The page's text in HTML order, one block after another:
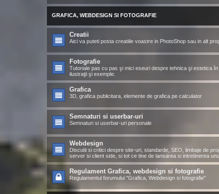
GRAFICA, WEBDESIGN SI FOTOGRAFIE
Creatii
Aici va puteti posta creatiile voastre in PhotoShop sau in alt
Fotografie
Tutoriale pas cu pas şi mici eseuri despre tehnica şi estetica
ilustraţii şi exemple.
Grafica
3D, grafica publicitara, elemente de grafica pe calculator
Semnaturi si userbar-uri
Semnaturi si userbar-uri personale
Webdesign
Discutii si critici despre site-uri, standarde, SEO, limbaje de
server si client side, si tot ce tine de lansarea si intretinerea
Regulament Grafica, webdesign si fotografie
Regulamentul forumului "Grafica, Webdesign si fotografie"